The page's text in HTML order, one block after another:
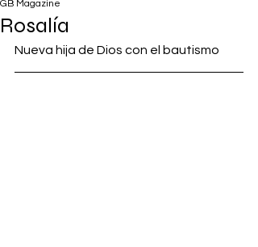
Rosalía
GB Magazine
Nueva hija de Dios con el bautismo